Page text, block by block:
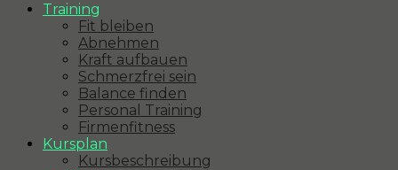
Training
Fit bleiben
Abnehmen
Kraft aufbauen
Schmerzfrei sein
Balance finden
Personal Training
Firmenfitness
Kursplan
Kursbeschreibung